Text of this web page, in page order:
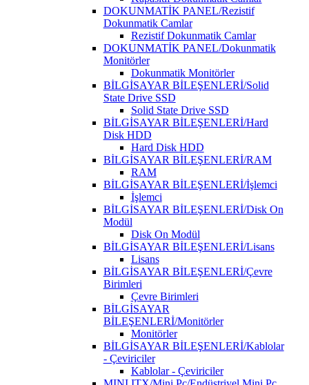
DOKUNMATİK PANEL/Rezistif
Dokunmatik Camlar
Rezistif Dokunmatik Camlar
DOKUNMATİK PANEL/Dokunmatik
Monitörler
Dokunmatik Monitörler
BİLGİSAYAR BİLEŞENLERİ/Solid
State Drive SSD
Solid State Drive SSD
BİLGİSAYAR BİLEŞENLERİ/Hard
Disk HDD
Hard Disk HDD
BİLGİSAYAR BİLEŞENLERİ/RAM
RAM
BİLGİSAYAR BİLEŞENLERİ/İşlemci
İşlemci
BİLGİSAYAR BİLEŞENLERİ/Disk On
Modül
Disk On Modül
BİLGİSAYAR BİLEŞENLERİ/Lisans
Lisans
BİLGİSAYAR BİLEŞENLERİ/Çevre
Birimleri
Çevre Birimleri
BİLGİSAYAR
BİLEŞENLERİ/Monitörler
Monitörler
BİLGİSAYAR BİLEŞENLERİ/Kablolar
- Çeviriciler
Kablolar - Çeviriciler